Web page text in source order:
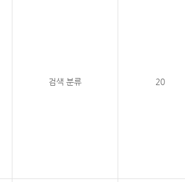
검색 분류 20